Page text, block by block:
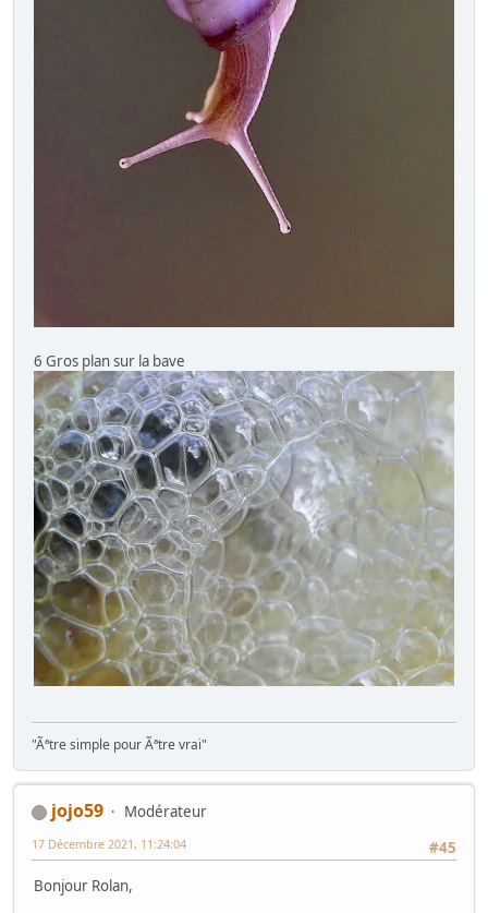
6 Gros plan sur la bave
"Ãªtre simple pour Ãªtre vrai"
jojo59
Modérateur
#45
17 Décembre 2021, 11:24:04
Bonjour Rolan,